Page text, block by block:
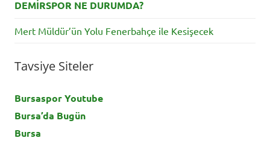
DEMİRSPOR NE DURUMDA?
Mert Müldür’ün Yolu Fenerbahçe ile Kesişecek
Tavsiye Siteler
Bursaspor Youtube
Bursa’da Bugün
Bursa